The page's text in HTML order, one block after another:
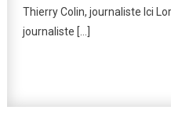
Thierry Colin, journaliste Ici
journaliste […]